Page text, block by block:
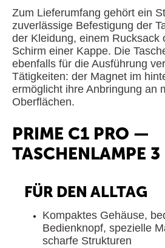
Zum Lieferumfang gehört ein
zuverlässige Befestigung der
der Kleidung, einem Rucksack
Schirm einer Kappe. Die
ebenfalls für die Ausführung
Tätigkeiten: der Magnet im
ermöglicht ihre Anbringung an
Oberflächen.
PRIME C1 PRO —
TASCHENLAMPE
FÜR DEN ALLTAG
Kompaktes Gehäuse,
Bedienknopf, spezielle
scharfe Strukturen